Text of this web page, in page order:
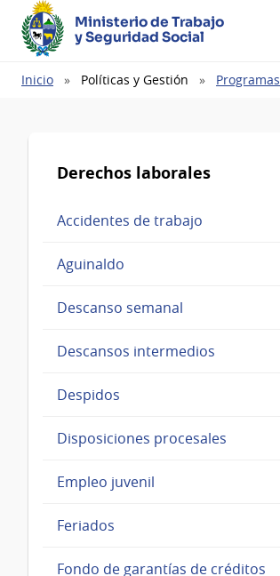
Ministerio de Trabajo
y Seguridad Social
Ruta
Inicio Políticas y Gestión Programas
Derechos laborales
Accidentes de trabajo
Aguinaldo
Descanso semanal
Descansos intermedios
Despidos
Disposiciones procesales
Empleo juvenil
Feriados
Fondo de garantías de créditos